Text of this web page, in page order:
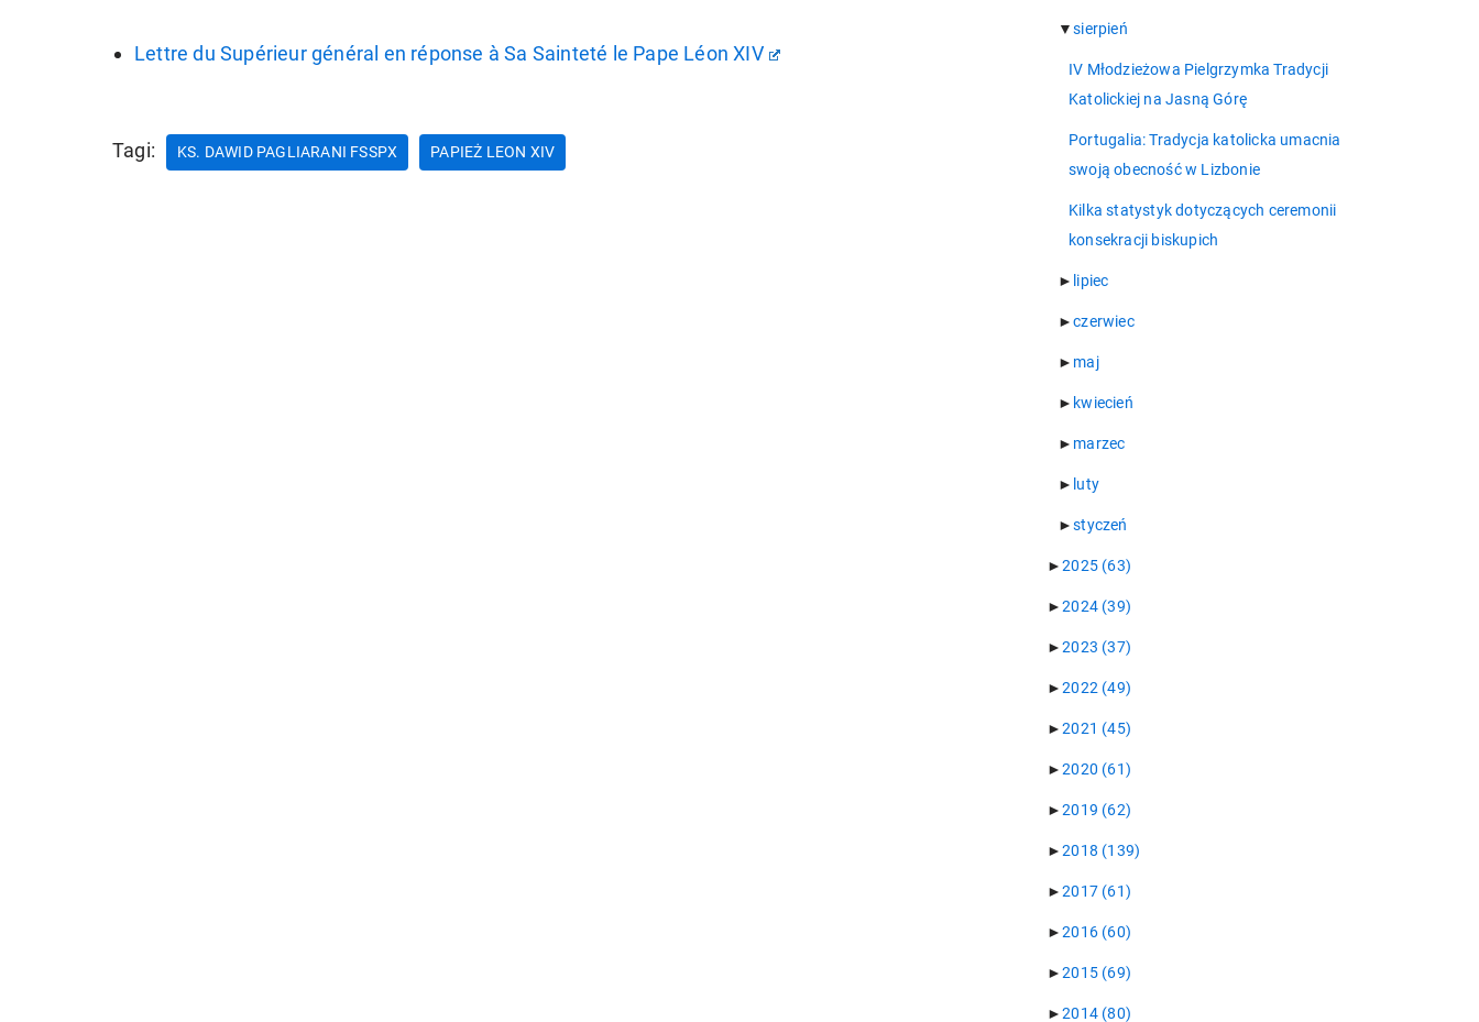
Lettre du Supérieur général en réponse à Sa Sainteté le Pape Léon XIV
Tagi: KS. DAWID PAGLIARANI FSSPX PAPIEŻ LEON XIV
▼sierpień
IV Młodzieżowa Pielgrzymka Tradycji
Katolickiej na Jasną Górę
Portugalia: Tradycja katolicka umacnia
swoją obecność w Lizbonie
Kilka statystyk dotyczących ceremonii
konsekracji biskupich
► lipiec
►czerwiec
► maj
► kwiecień
► marzec
► luty
►styczeń
►2025 (63)
►2024 (39)
►2023 (37)
►2022 (49)
►2021 (45)
►2020 (61)
►2019 (62)
►2018 (139)
►2017 (61)
►2016 (60)
►2015 (69)
►2014 (80)